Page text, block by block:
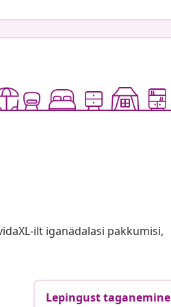
ilt iganädalasi pakkumisi,
Lepingust taganemine